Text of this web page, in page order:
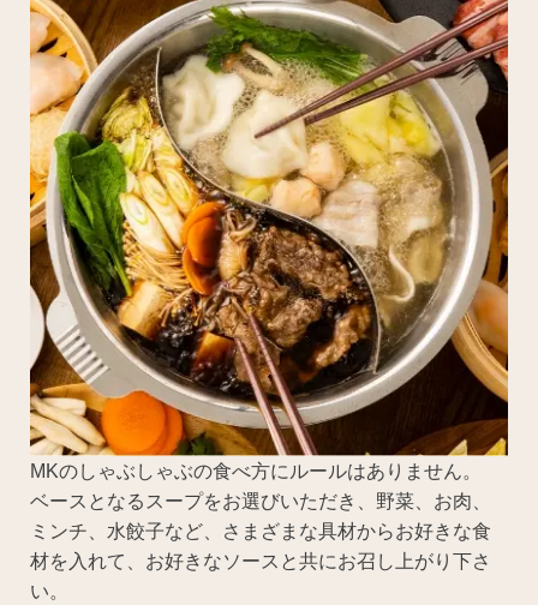
MKのしゃぶしゃぶの食べ方にルールはありません。
ベースとなるスープをお選びいただき、野菜、お肉、
ミンチ、水餃子など、さまざまな具材からお好きな食
材を入れて、お好きなソースと共にお召し上がり下さ
い。